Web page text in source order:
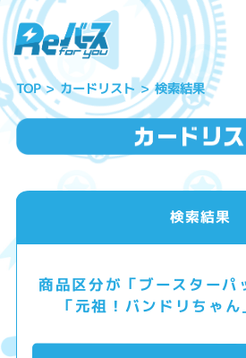
TOP カードリスト 検索結果
検索結果
商品区分が「ブースターパ
「元祖！バンドリちゃ